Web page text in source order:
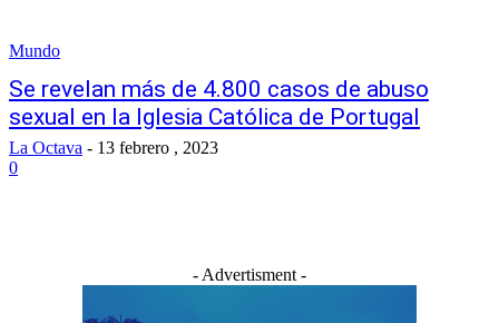
Mundo
Se revelan más de 4.800 casos de abuso
sexual en la Iglesia Católica de Portugal
La Octava - 13 febrero , 2023
0
- Advertisment -